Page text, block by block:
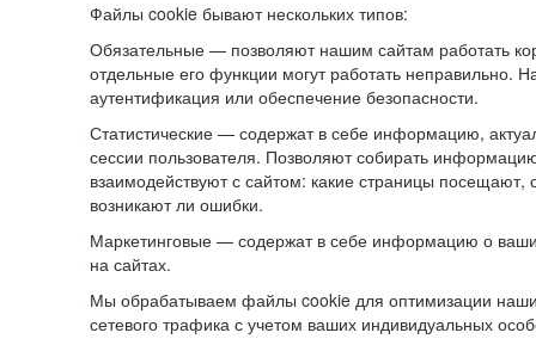
Файлы cookie бывают нескольких типов:
Обязательные — позволяют нашим сайтам работать
отдельные его функции могут работать неправильно.
аутентификация или обеспечение безопасности.
Статистические — содержат в себе информацию,
сессии пользователя. Позволяют собирать
взаимодействуют с сайтом: какие страницы посещают,
возникают ли ошибки.
Маркетинговые — содержат в себе информацию о
на сайтах.
Мы обрабатываем файлы cookie для оптимизации
сетевого трафика с учетом ваших индивидуальных